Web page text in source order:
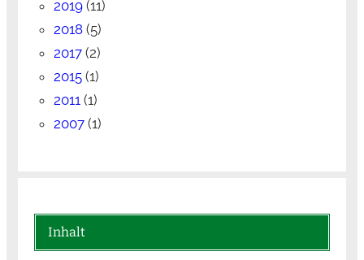
2019(11)
2018(5)
2017(2)
2015(1)
2011(1)
2007(1)
Inhalt